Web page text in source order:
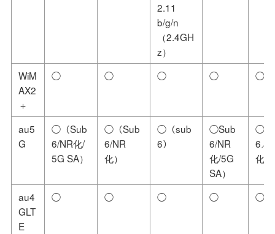
2.11
b/g/n
（2.4GH
z）
WiM
AX2
＋
◯ ◯ ◯ ◯ ◯
au5
G
◯（Sub
6/NR化/
5G SA）
◯（Sub
6/NR
化）
◯（sub
6）
◯Sub
6/NR
化/5G
SA）
◯（
6／
化）
au4
GLT
E
◯ ◯ ◯ ◯ ◯